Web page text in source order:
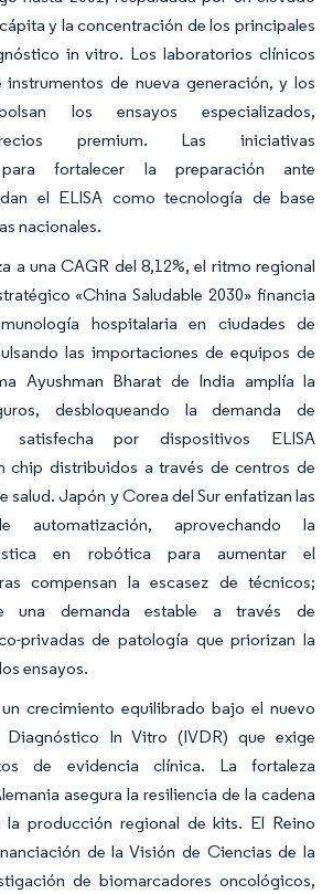
y la concentración de los principales
in vitro. Los laboratorios clínicos
de nueva generación, y los
los ensayos especializados,
premium. Las iniciativas
para fortalecer la preparación ante
el ELISA como tecnología de base
nacionales.
a una CAGR del 8,12%, el ritmo regional
«China Saludable 2030» financia
hospitalaria en ciudades de
las importaciones de equipos de
Ayushman Bharat de India amplía la
desbloqueando la demanda de
satisfecha por dispositivos ELISA
chip distribuidos a través de centros de
salud. Japón y Corea del Sur enfatizan las
automatización, aprovechando la
en robótica para aumentar el
compensan la escasez de técnicos;
una demanda estable a través de
privadas de patología que priorizan la
ensayos.
crecimiento equilibrado bajo el nuevo
Diagnóstico In Vitro (IVDR) que exige
de evidencia clínica. La fortaleza
asegura la resiliencia de la cadena
la producción regional de kits. El Reino
de la Visión de Ciencias de la
de biomarcadores oncológicos,